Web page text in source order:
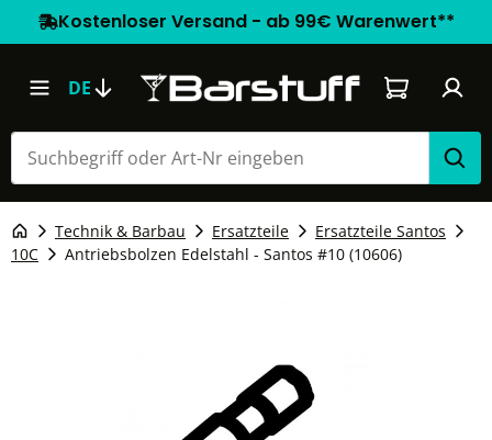
Kostenloser Versand - ab 99€ Warenwert**
DE Warenkorb
Technik & Barbau Ersatzteile
Ersatzteile Santos
10C
Antriebsbolzen Edelstahl - Santos #10 (10606)